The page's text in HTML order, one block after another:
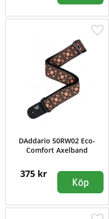
DAddario 50RW02 Eco-
Comfort Axelband
375 kr
Köp